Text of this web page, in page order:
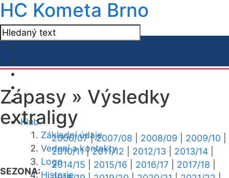
HC Kometa Brno
Klub
Základní údaje
Vedení a kontakty
Logo
Historie
Zápasy » Výsledky
extraligy
SEZONA:
2006/07|2007/08 2008/09 2009/10
2010/11|2011/12 2012/13 2013/14
2014/15
2015/16 2016/17 2017/18